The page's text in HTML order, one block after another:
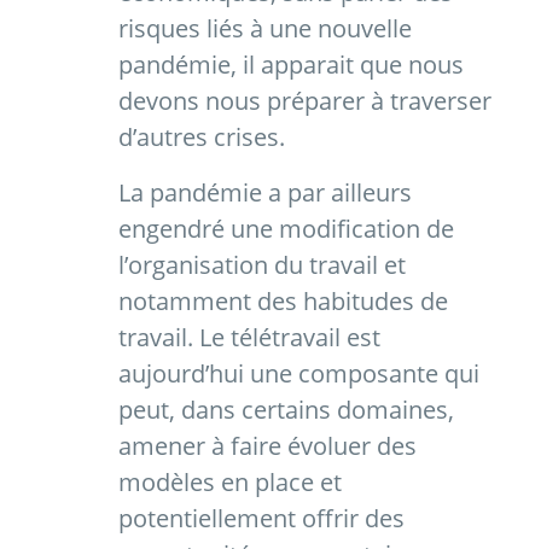
risques liés à une nouvelle
pandémie, il apparait que nous
devons nous préparer à traverser
d’autres crises.
La pandémie a par ailleurs
engendré une modification de
l’organisation du travail et
notamment des habitudes de
travail. Le télétravail est
aujourd’hui une composante qui
peut, dans certains domaines,
amener à faire évoluer des
modèles en place et
potentiellement offrir des